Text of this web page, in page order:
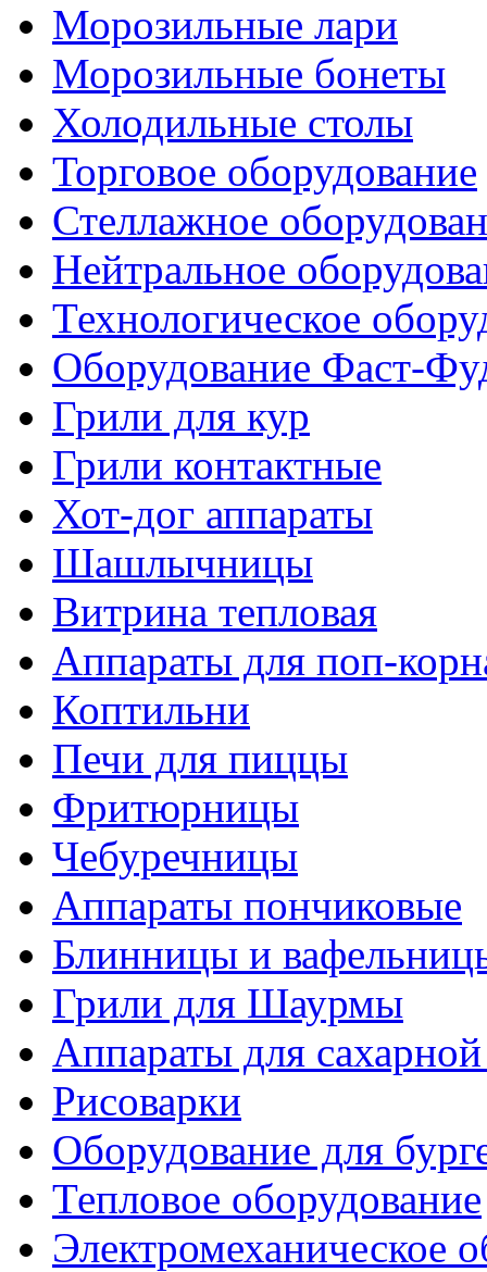
Морозильные лари
Морозильные бонеты
Холодильные столы
Торговое оборудование
Стеллажное
Нейтральное
Технологическое
Оборудование Фаст-
Грили для кур
Грили контактные
Хот-дог аппараты
Шашлычницы
Витрина тепловая
Аппараты для поп-
Коптильни
Печи для пиццы
Фритюрницы
Чебуречницы
Аппараты пончиковые
Блинницы и
Грили для Шаурмы
Аппараты для
Рисоварки
Оборудование для
Тепловое оборудование
Электромеханическое